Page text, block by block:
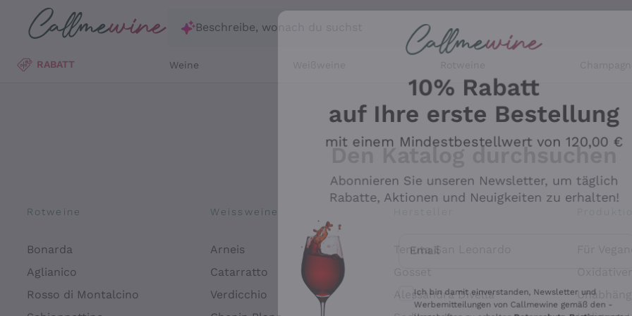
Zum Hauptinhalt springen
Beschreibe, wonach du suchst
RABATT Weine
Den Katalog durchsuchen
Rotweine
Bonarda
Aglianico
Rosso di Montalcino
Weissweine
Arneis
Catarratto
Verdicchio
Hersteller
Tenuta San Leonardo
Alessandra Divella
Für
10% Rabatt
auf Ihre erste Bestellung
mit einem Mindestbestellwert von 120,00 €
Rabatte, Aktionen und Neuigkeiten zu erhalten!
Optionale Einwilligungen zum Erhalt von
Werbemitteilungen von Callmewine gemäß den -
Vorschriften zu erhalten.Datenschutz-Bestimmungen